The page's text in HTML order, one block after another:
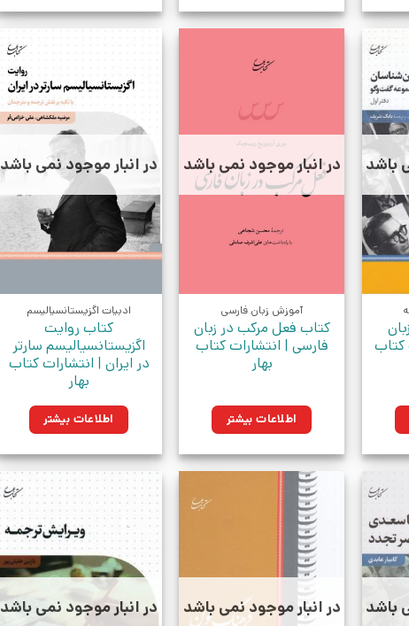
باشد
کتاب
در انبار موجود نمی باشد
آموزش زبان فارسی
کتاب فعل مرکب در زبان
فارسی | انتشارات کتاب
بهار
اطلاعات بیشتر
در انبار موجود نمی باشد
ادبیات اگزیستانسیالیسم
کتاب روایت
اگزیستانسیالیسم سارتر
در ایران | انتشارات کتاب
بهار
اطلاعات بیشتر
باشد در انبار موجود نمی باشد در انبار موجود نمی باشد